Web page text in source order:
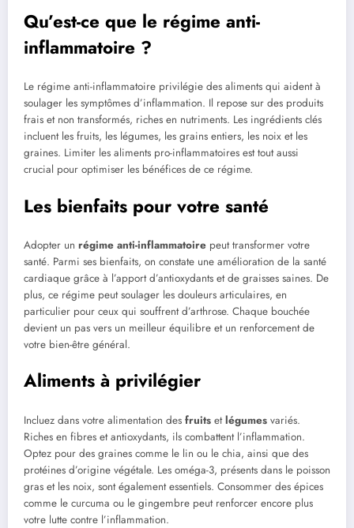
Qu’est-ce que le régime anti-
inflammatoire ?
Le régime anti-inflammatoire privilégie des aliments qui aident à
soulager les symptômes d’inflammation. Il repose sur des produits
frais et non transformés, riches en nutriments. Les ingrédients clés
incluent les fruits, les légumes, les grains entiers, les noix et les
graines. Limiter les aliments pro-inflammatoires est tout aussi
crucial pour optimiser les bénéfices de ce régime.
Les bienfaits pour votre santé
Adopter un régime anti-inflammatoire peut transformer votre
santé. Parmi ses bienfaits, on constate une amélioration de la santé
cardiaque grâce à l’apport d’antioxydants et de graisses saines. De
plus, ce régime peut soulager les douleurs articulaires, en
particulier pour ceux qui souffrent d’arthrose. Chaque bouchée
devient un pas vers un meilleur équilibre et un renforcement de
votre bien-être général.
Aliments à privilégier
Incluez dans votre alimentation des fruits etlégumes variés.
Riches en fibres et antioxydants, ils combattent l’inflammation.
Optez pour des graines comme le lin ou le chia, ainsi que des
protéines d’origine végétale. Les oméga-3, présents dans le poisson
gras et les noix, sont également essentiels. Consommer des épices
comme le curcuma ou le gingembre peut renforcer encore plus
votre lutte contre l’inflammation.